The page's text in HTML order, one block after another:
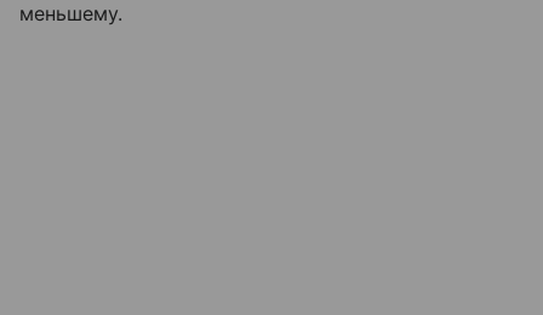
меньшему.